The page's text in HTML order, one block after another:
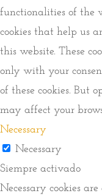
functionalities of the
cookies that help us
this website. These
only with your
of these cookies. But
may affect your
Necessary
Necessary
Siempre activado
Necessary cookies